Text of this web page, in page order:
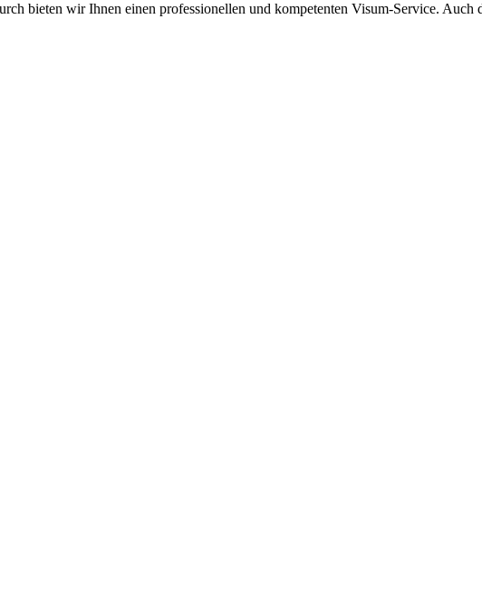
bieten wir Ihnen einen professionellen und kompetenten Visum-Service.